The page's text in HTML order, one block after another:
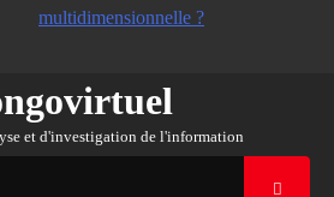
multidimensionnelle ?
et d'investigation de l'information